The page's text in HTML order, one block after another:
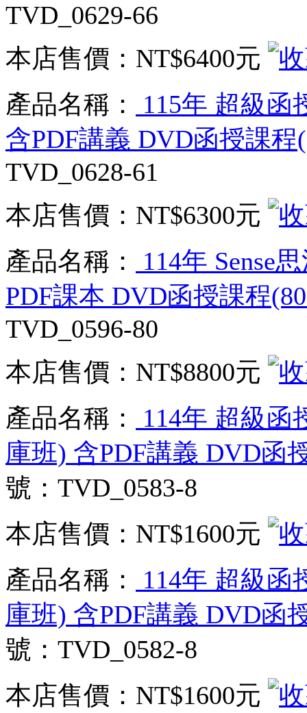
TVD_0629-66
本店售價： NT$6400元
產品名稱：
115年 超級函
含PDF講義 DVD函授課
TVD_0628-61
本店售價： NT$6300元
產品名稱：
114年 Sense
PDF課本 DVD函授課程
TVD_0596-80
本店售價： NT$8800元
產品名稱：
114年 超級函
庫班) 含PDF講義 DVD函
號：TVD_0583-8
本店售價： NT$1600元
產品名稱：
114年 超級函
庫班) 含PDF講義 DVD函
號：TVD_0582-8
本店售價： NT$1600元